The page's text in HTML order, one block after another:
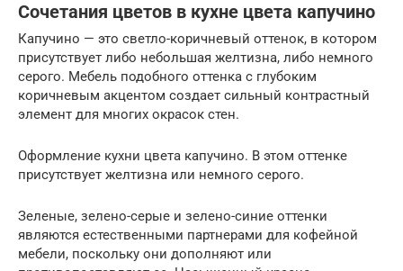
Сочетания цветов в кухне цвета капучино
Капучино — это светло-коричневый оттенок, в котором
присутствует либо небольшая желтизна, либо немного
серого. Мебель подобного оттенка с глубоким
коричневым акцентом создает сильный контрастный
элемент для многих окрасок стен.
Оформление кухни цвета капучино. В этом оттенке
присутствует желтизна или немного серого.
Зеленые, зелено-серые и зелено-синие оттенки
являются естественными партнерами для кофейной
мебели, поскольку они дополняют или